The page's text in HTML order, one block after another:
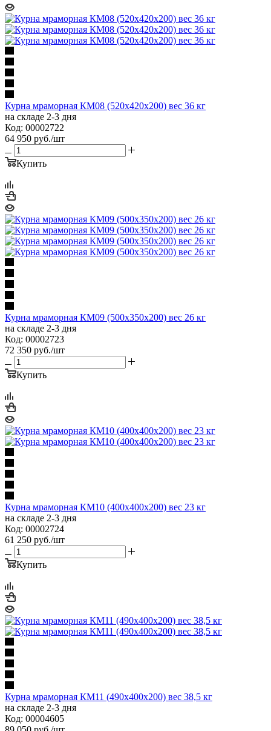
Курна мраморная КМ08 (520х420х200) вес 36 кг
на складе 2-3 дня
Код: 00002722
64 950 руб./шт
Купить
Курна мраморная КМ09 (500х350х200) вес 26 кг
на складе 2-3 дня
Код: 00002723
72 350 руб./шт
Купить
Курна мраморная КМ10 (400х400х200) вес 23 кг
на складе 2-3 дня
Код: 00002724
61 250 руб./шт
Купить
Курна мраморная КМ11 (490х400х200) вес 38,5 кг
на складе 2-3 дня
Код: 00004605